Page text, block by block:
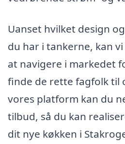
Uanset hvilket design
du har i tankerne, kan
at navigere i markedet
finde de rette fagfolk til
vores platform kan du
tilbud, så du kan
dit nye køkken i